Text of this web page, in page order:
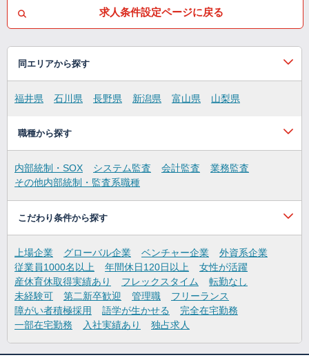
求人条件設定ページに戻る
同エリアから探す
福井県 石川県 長野県 新潟県 富山県 山梨県
職種から探す
内部統制・SOX システム監査 会計監査
業務監査
その他内部統制・監査系職種
こだわり条件から探す
上場企業 グローバル企業 ベンチャー企業
外資系企業
従業員1000名以上
年間休日120日以上
女性が活躍
産休育休取得実績あり
フレックスタイム
転勤なし
未経験可
第二新卒歓迎 管理職
フリーランス
障がい者積極採用
語学が生かせる
完全在宅勤務
一部在宅勤務
入社実績あり 独占求人